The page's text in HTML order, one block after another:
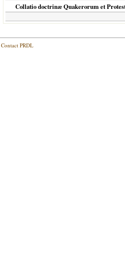
Collatio doctrinæ Quakerorum et
Contact PRDL